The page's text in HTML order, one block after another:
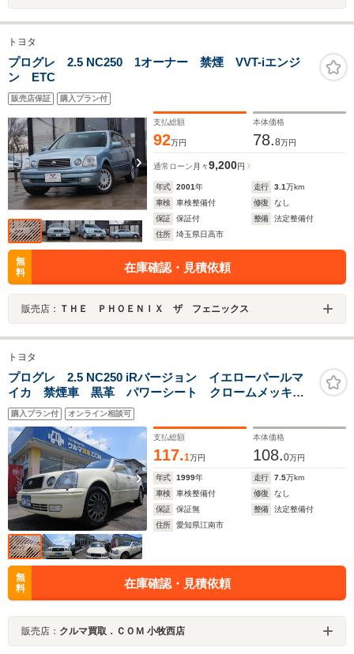
トヨタ
プログレ 2.5 NC250 1オーナー 禁煙 VVT-iエンジ
ン ETC
販売店保証 購入プラン付
支払総額
92万円
本体価格
78.8万円
通常ローン 月々9,200円
年式 2001年 走行 3.1万km
車検
車検整備付 修復
なし
保証
保証付 整備
法定整備付
住所
埼玉県日高市
無
料
在庫確認・見積依頼
販売店： ＴＨＥ ＰＨＯＥＮＩＸ ザ フェニックス
トヨタ
プログレ 2.5 NC250 iRバージョン イエローパールマ
イカ 禁煙車 黒革 パワーシート クロームメッキホ
イール
購入プラン付 オンライン相談可
支払総額
117.1万円
本体価格
108.0万円
年式 1999年 走行 7.5万km
車検
車検整備付 修復
なし
保証
保証無 整備
法定整備付
住所
愛知県江南市
無
料
在庫確認・見積依頼
販売店： クルマ買取．ＣＯＭ 小牧西店